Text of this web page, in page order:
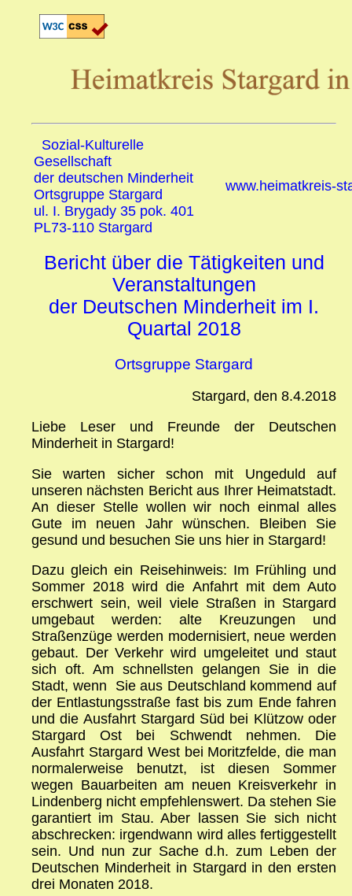
Sozial-Kulturelle
Gesellschaft
der deutschen Minderheit
Ortsgruppe Stargard
ul. I. Brygady 35 pok. 401
PL73-110 Stargard
www.heimatkreis-
Bericht über die Tätigkeiten und
Veranstaltungen
der Deutschen Minderheit im I.
Quartal 2018
Ortsgruppe Stargard
Stargard, den 8.4.2018
Liebe Leser und Freunde der Deutschen
Minderheit in Stargard!
Sie warten sicher schon mit Ungeduld auf
unseren nächsten Bericht aus Ihrer Heimatstadt.
An dieser Stelle wollen wir noch einmal alles
Gute im neuen Jahr wünschen. Bleiben Sie
gesund und besuchen Sie uns hier in Stargard!
Dazu gleich ein Reisehinweis: Im Frühling und
Sommer 2018 wird die Anfahrt mit dem Auto
erschwert sein, weil viele Straßen in Stargard
umgebaut werden: alte Kreuzungen und
Straßenzüge werden modernisiert, neue werden
gebaut. Der Verkehr wird umgeleitet und staut
sich oft. Am schnellsten gelangen Sie in die
Stadt, wenn Sie aus Deutschland kommend auf
der Entlastungsstraße fast bis zum Ende fahren
und die Ausfahrt Stargard Süd bei Klützow oder
Stargard Ost bei Schwendt nehmen. Die
Ausfahrt Stargard West bei Moritzfelde, die man
normalerweise benutzt, ist diesen Sommer
wegen Bauarbeiten am neuen Kreisverkehr in
Lindenberg nicht empfehlenswert. Da stehen Sie
garantiert im Stau. Aber lassen Sie sich nicht
abschrecken: irgendwann wird alles fertiggestellt
sein. Und nun zur Sache d.h. zum Leben der
Deutschen Minderheit in Stargard in den ersten
drei Monaten 2018.